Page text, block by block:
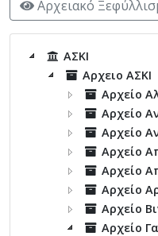
Αρχειακό
ΑΣΚΙ
Αρχειο ΑΣΚΙ
Αρχείο
Αρχείο
Αρχείο
Αρχείο
Αρχείο
Αρχείο
Αρχείο
Αρχείο